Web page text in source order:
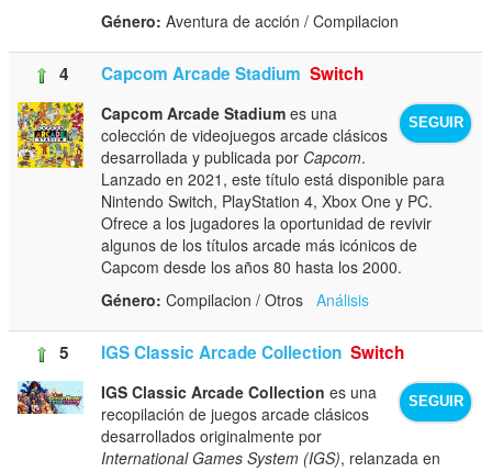
Género: Aventura de acción / Compilacion
4 Capcom Arcade Stadium Switch
SEGUIR
Capcom Arcade Stadium es una
colección de videojuegos arcade clásicos
desarrollada y publicada por Capcom.
Lanzado en 2021, este título está disponible para
Nintendo Switch, PlayStation 4, Xbox One y PC.
Ofrece a los jugadores la oportunidad de revivir
algunos de los títulos arcade más icónicos de
Capcom desde los años 80 hasta los 2000.
Género: Compilacion / OtrosAnálisis
5 IGS Classic Arcade Collection Switch
SEGUIR
IGS Classic Arcade Collection es una
recopilación de juegos arcade clásicos
desarrollados originalmente por
International Games System (IGS), relanzada en